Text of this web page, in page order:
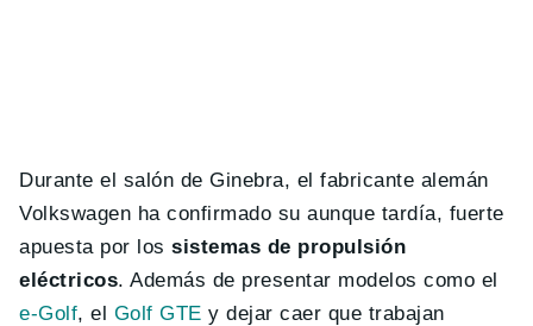
Durante el salón de Ginebra, el fabricante alemán
Volkswagen ha confirmado su aunque tardía, fuerte
apuesta por lossistemas de propulsión
eléctricos. Además de presentar modelos como el
e-Golf, el Golf GTE y dejar caer que trabajan